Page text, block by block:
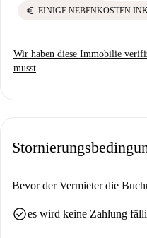
euro EINIGE NEBENKOSTEN
Wir haben diese Immobilie
musst
Bevor der Vermieter die
check_circlees wird keine Zahlung